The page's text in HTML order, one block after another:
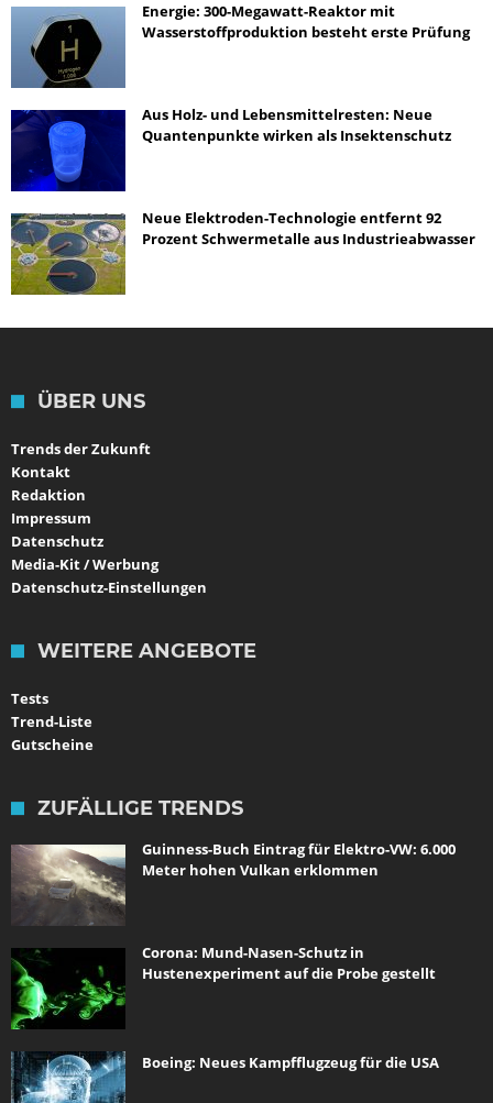
Energie: 300-Megawatt-Reaktor mit
Wasserstoffproduktion besteht erste Prüfung
Aus Holz- und Lebensmittelresten: Neue
Quantenpunkte wirken als Insektenschutz
Neue Elektroden-Technologie entfernt 92
Prozent Schwermetalle aus Industrieabwasser
ÜBER UNS
Trends der Zukunft
Kontakt
Redaktion
Impressum
Datenschutz
Media-Kit / Werbung
Datenschutz-Einstellungen
WEITERE ANGEBOTE
Tests
Trend-Liste
Gutscheine
ZUFÄLLIGE TRENDS
Guinness-Buch Eintrag für Elektro-VW: 6.000
Meter hohen Vulkan erklommen
Corona: Mund-Nasen-Schutz in
Hustenexperiment auf die Probe gestellt
Boeing: Neues Kampfflugzeug für die USA